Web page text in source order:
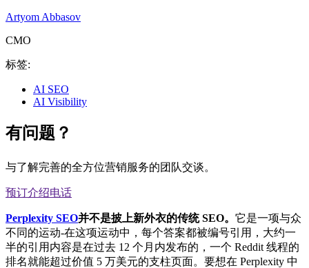
Artyom Abbasov
CMO
标签:
AI SEO
AI Visibility
有问题？
与了解完善的全方位营销服务的团队交谈。
预订介绍电话
Perplexity SEO并不是披上新外衣的传统 SEO。 它是一项与众
不同的运动-在这项运动中，每个答案都被编号引用，大约一
半的引用内容是在过去 12 个月内发布的，一个 Reddit 线程的
排名就能超过价值 5 万美元的支柱页面。要想在 Perplexity 中